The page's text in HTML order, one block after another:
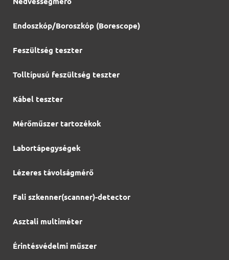
Endoszkóp/Boroszkóp (Borescope)
Feszültség teszter
Tolltípusú feszültség teszter
Kábel teszter
Mérőműszer tartozékok
Labortápegységek
Lézeres távolságmérő
Fali szkenner(scanner)-detector
Asztali multiméter
Érintésvédelmi műszer